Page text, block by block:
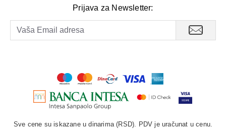
Prijava za Newsletter:
Sve cene su iskazane u dinarima (RSD). PDV je uračunat u cenu.